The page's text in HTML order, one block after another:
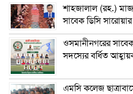
শাহজালাল (রহ.)
সাবেক ডিসি
ওসমানীনগরের
সদস্যের বর্ধিত
এম‌সি কলেজ